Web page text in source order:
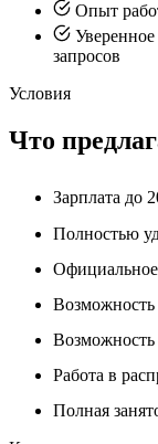
Опыт
запросов
Условия
Что
Зарплата до
Полностью
Возможность
Возможность
Работа в
Полная